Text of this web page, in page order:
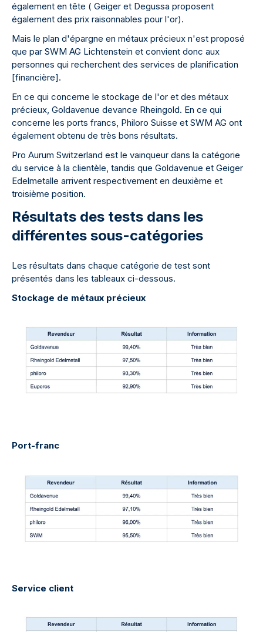
également en tête ( Geiger et Degussa proposent
également des prix raisonnables pour l'or).
Mais le plan d'épargne en métaux précieux n'est proposé
que par SWM AG Lichtenstein et convient donc aux
personnes qui recherchent des services de planification
[financière].
En ce qui concerne le stockage de l'or et des métaux
précieux, Goldavenue devance Rheingold. En ce qui
concerne les ports francs, Philoro Suisse et SWM AG ont
également obtenu de très bons résultats.
Pro Aurum Switzerland est le vainqueur dans la catégorie
du service à la clientèle, tandis que Goldavenue et Geiger
Edelmetalle arrivent respectivement en deuxième et
troisième position.
Résultats des tests dans les
différentes sous-catégories
Les résultats dans chaque catégorie de test sont
présentés dans les tableaux ci-dessous.
Stockage de métaux précieux
Port-franc
Service client